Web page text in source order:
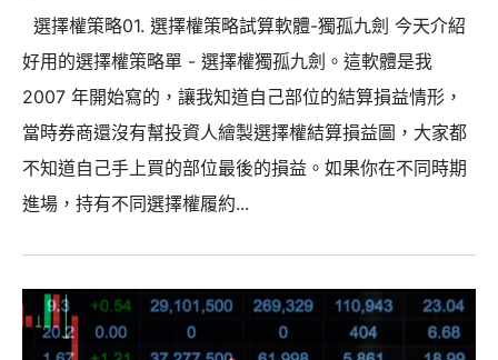
選擇權策略01. 選擇權策略試算軟體-獨孤九劍 今天介紹
好用的選擇權策略單 - 選擇權獨孤九劍。這軟體是我
2007 年開始寫的，讓我知道自己部位的結算損益情形，
當時券商還沒有幫投資人繪製選擇權結算損益圖，大家都
不知道自己手上買的部位最後的損益。如果你在不同時期
進場，持有不同選擇權履約...